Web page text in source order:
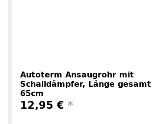
Autoterm Ansaugrohr mit
Schalldämpfer, Länge gesamt
65cm
12,95 € *